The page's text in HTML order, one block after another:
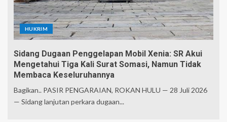
HUKRIM
Sidang Dugaan Penggelapan Mobil Xenia: SR Akui
Mengetahui Tiga Kali Surat Somasi, Namun Tidak
Membaca Keseluruhannya
Bagikan.. PASIR PENGARAIAN, ROKAN HULU — 28 Juli 2026
— Sidang lanjutan perkara dugaan...